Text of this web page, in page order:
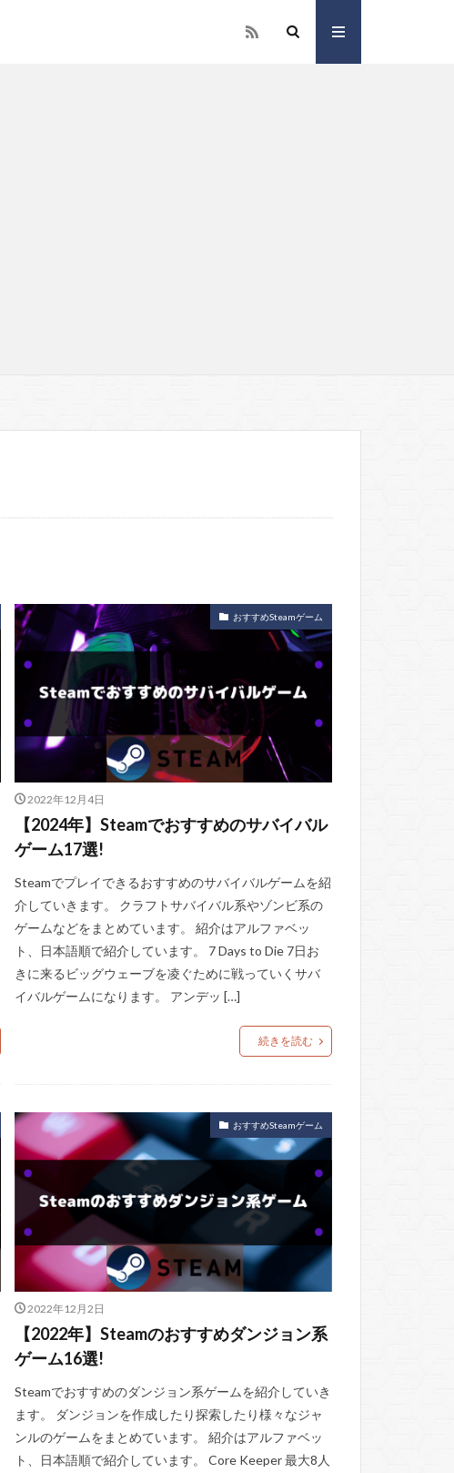
おすすめSteamゲーム
2022年12月4日
【2024年】Steamでおすすめのサバイバル
ゲーム17選!
Steamでプレイできるおすすめのサバイバルゲームを紹
介していきます。 クラフトサバイバル系やゾンビ系の
ゲームなどをまとめています。 紹介はアルファベッ
ト、日本語順で紹介しています。 7 Days to Die 7日お
きに来るビッグウェーブを凌ぐために戦っていくサバ
イバルゲームになります。 アンデッ […]
続きを読む
おすすめSteamゲーム
2022年12月2日
【2022年】Steamのおすすめダンジョン系
ゲーム16選!
Steamでおすすめのダンジョン系ゲームを紹介していき
ます。 ダンジョンを作成したり探索したり様々なジャ
ンルのゲームをまとめています。 紹介はアルファベッ
ト、日本語順で紹介しています。 Core Keeper 最大8人